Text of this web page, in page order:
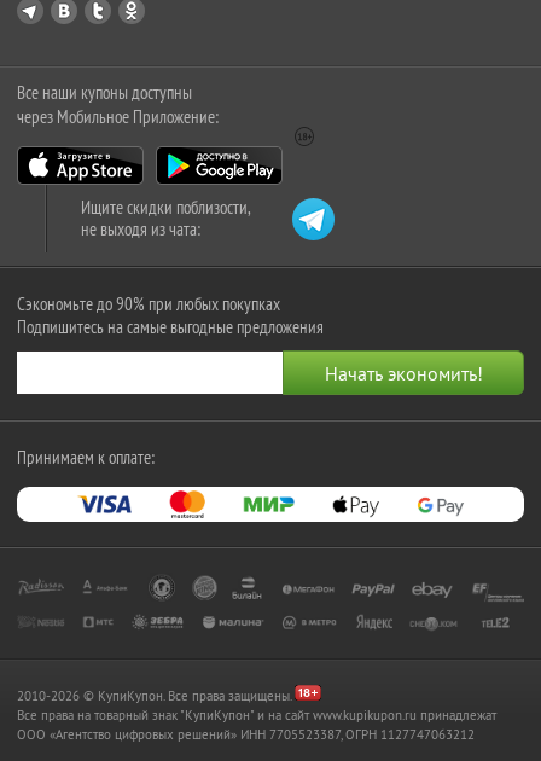
Все наши купоны доступны
через Мобильное Приложение:
Ищите скидки поблизости,
не выходя из чата:
Сэкономьте до 90% при любых покупках
Подпишитесь на самые выгодные предложения
Принимаем к оплате:
2010-2026 © КупиКупон. Все права защищены.
Все права на товарный знак "КупиКупон" и на сайт www.kupikupon.ru принадлежат
OOO «Агентство цифровых решений» ИНН 7705523387, ОГРН 1127747063212